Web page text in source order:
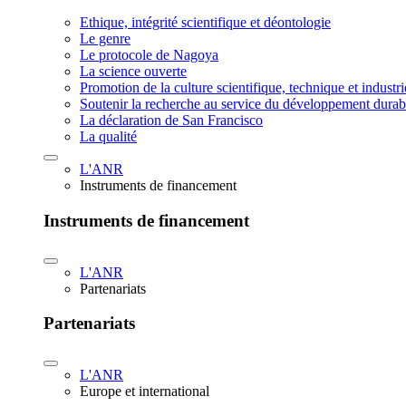
Ethique, intégrité scientifique et déontologie
Le genre
Le protocole de Nagoya
La science ouverte
Promotion de la culture scientifique, technique et
Soutenir la recherche au service du développement
La déclaration de San Francisco
La qualité
L'ANR
Instruments de financement
Instruments de financement
L'ANR
Partenariats
Partenariats
L'ANR
Europe et international